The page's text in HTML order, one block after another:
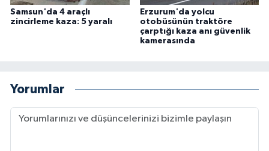
Samsun'da 4 araçlı
zincirleme kaza: 5 yaralı
Erzurum'da yolcu
otobüsünün traktöre
çarptığı kaza anı güvenlik
kamerasında
Yorumlar